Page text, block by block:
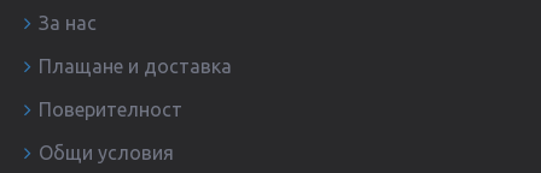
За нас
Плащане и доставка
Поверителност
Общи условия